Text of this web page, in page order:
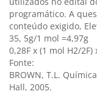
programático. A
conteúdo exigido,
35, 5g/1 mol =4,97g
0,28F x (1 mol H2/
Fonte:
BROWN, T.L.
Hall, 2005.